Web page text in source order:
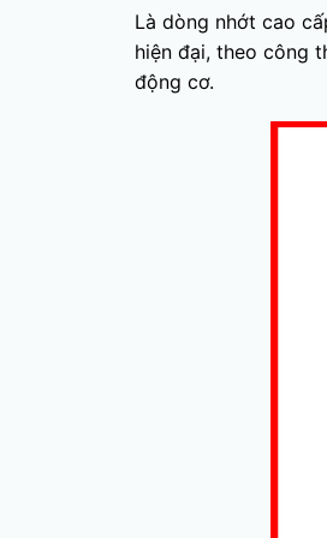
Là dòng nhớt cao
hiện đại, theo công
động cơ.